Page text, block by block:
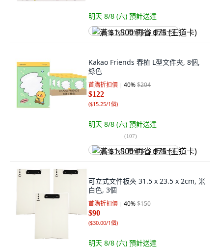
明天 8/8 (六) 預計送達
满 $1,500 再省 $75 (王道卡)
Kakao Friends 春植 L型文件夾, 8個,
綠色
首購折扣價 40%$204
$122
($15.25/1個)
明天 8/8 (六) 預計送達
(107)
满 $1,500 再省 $75 (王道卡)
可立式文件板夾 31.5 x 23.5 x 2cm, 米
白色, 3個
首購折扣價 40%$150
$90
($30.00/1個)
明天 8/8 (六) 預計送達